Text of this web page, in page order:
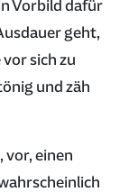
Vorbild dafür
geht,
sich zu
und zäh
vor, einen